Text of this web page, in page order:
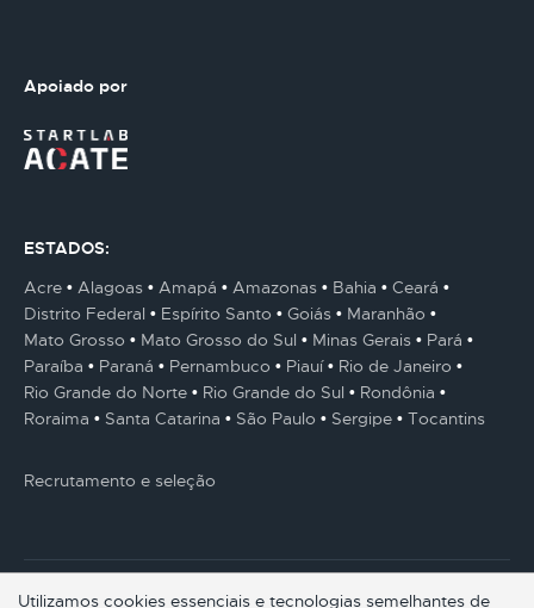
Utilizamos cookies essenciais e tecnologias semelhantes de
Apoiado por
ESTADOS:
Acre
Alagoas Amapá Amazonas Bahia
Ceará
Distrito Federal
Espírito Santo Goiás
Maranhão
Mato Grosso
Mato Grosso do Sul Minas Gerais
Pará
Paraíba
Paraná Pernambuco Piauí
Rio de Janeiro
Rio Grande do Norte
Rio Grande do Sul
Rondônia
Roraima
Santa Catarina São Paulo Sergipe Tocantins
Recrutamento e seleção